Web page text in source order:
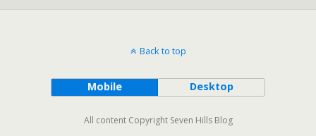
Back to top
Mobile Desktop
All content Copyright Seven Hills Blog